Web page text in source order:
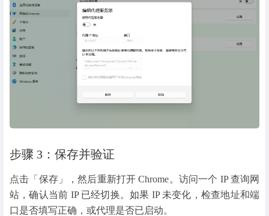
步骤 3：保存并验证
点击「保存」，然后重新打开 Chrome。访问一个 IP 查询网
站，确认当前 IP 已经切换。如果 IP 未变化，检查地址和端
口是否填写正确，或代理是否已启动。